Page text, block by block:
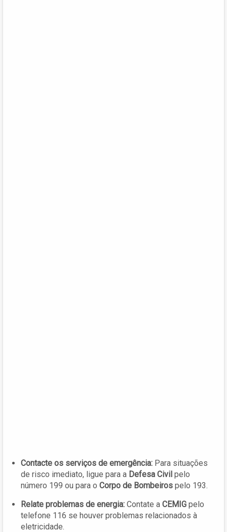
Contacte os serviços de emergência: Para situações
de risco imediato, ligue para a Defesa Civil pelo
número 199 ou para o Corpo de Bombeiros pelo 193.
Relate problemas de energia: Contate a CEMIG pelo
telefone 116 se houver problemas relacionados à
eletricidade.